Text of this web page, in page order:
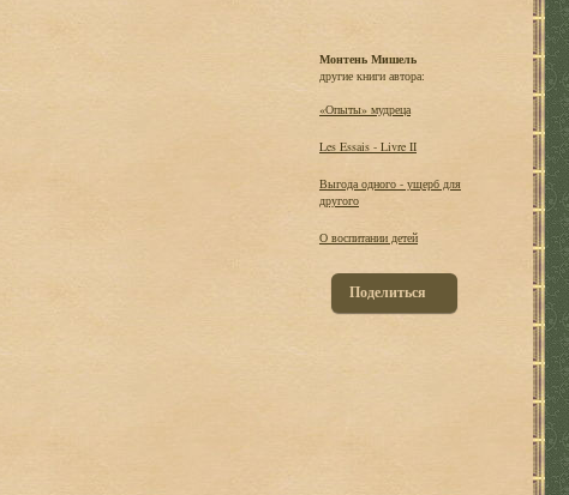
Монтень Мишель
другие книги автора:
«Опыты» мудреца
Les Essais - Livre II
Выгода одного - ущерб для
другого
О воспитании детей
Поделиться